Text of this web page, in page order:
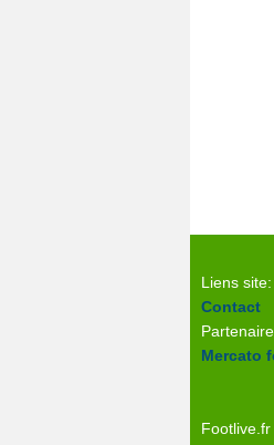
Liens site:
Contact
Mercato